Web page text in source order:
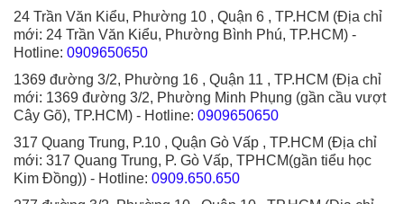
24 Trần Văn Kiểu, Phường 10 , Quận 6 , TP.HCM (Địa chỉ
mới: 24 Trần Văn Kiểu, Phường Bình Phú, TP.HCM) -
Hotline: 0909650650
1369 đường 3/2, Phường 16 , Quận 11 , TP.HCM (Địa chỉ
mới: 1369 đường 3/2, Phường Minh Phụng (gần cầu vượt
Cây Gõ), TP.HCM) - Hotline: 0909650650
317 Quang Trung, P.10 , Quận Gò Vấp , TP.HCM (Địa chỉ
mới: 317 Quang Trung, P. Gò Vấp, TPHCM(gần tiểu học
Kim Đồng)) - Hotline: 0909.650.650